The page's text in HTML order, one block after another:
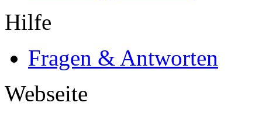
Hilfe
Fragen & Antworten
Webseite